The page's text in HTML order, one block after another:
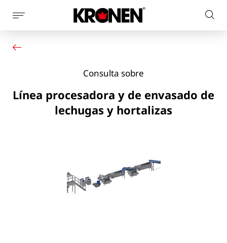
Mostrar
la
navegación
de Nuestras soluciones
Empresa
Contacto
Consulta sobre
Línea procesadora y de envasado de
lechugas y hortalizas